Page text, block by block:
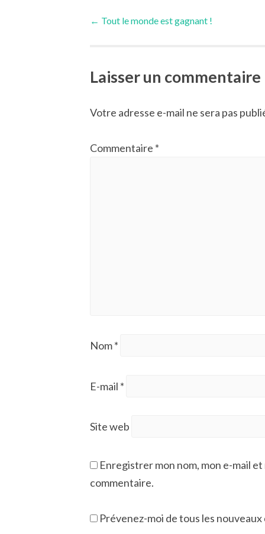
Post
← Tout le monde est gagnant !
Laisser un commentaire
Votre adresse e-mail ne sera pas
Commentaire *
Nom*
E-mail *
Site web
Enregistrer mon nom, mon e-mail
commentaire.
Prévenez-moi de tous les